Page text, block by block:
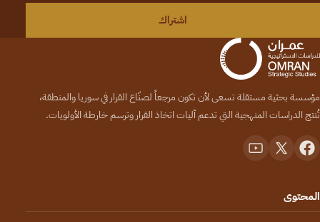
اشتراك
مؤسسة بحثية مستقلة تسعى لأن تكون مرجعاً لصنّاع القرار في سوريا والمنطقة،
تُنتج الدراسات المنهجية التي تدعم آليات اتخاذ القرار وترسم خارطة الأولويات.
المحتوى